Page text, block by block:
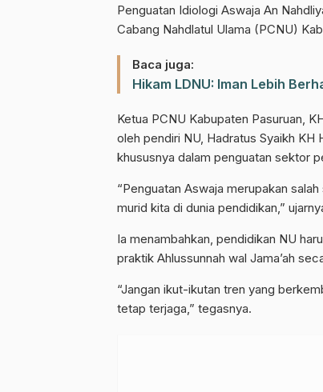
Penguatan Idiologi Aswaja An
Cabang Nahdlatul Ulama (PCNU)
Baca juga:
Hikam LDNU: Iman Lebih
Ketua PCNU Kabupaten Pasuruan,
oleh pendiri NU, Hadratus Syaikh KH
khususnya dalam penguatan sektor
“Penguatan Aswaja merupakan
murid kita di dunia pendidikan,”
Ia menambahkan, pendidikan NU
praktik Ahlussunnah wal Jama’ah
“Jangan ikut-ikutan tren yang
tetap terjaga,” tegasnya.